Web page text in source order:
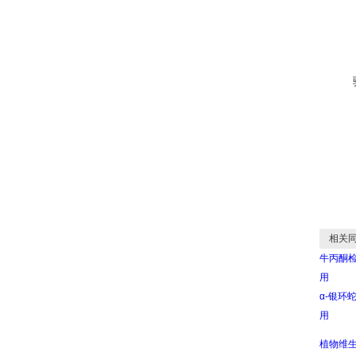
相关同
牛丙酮
用
α-银环
用
植物维